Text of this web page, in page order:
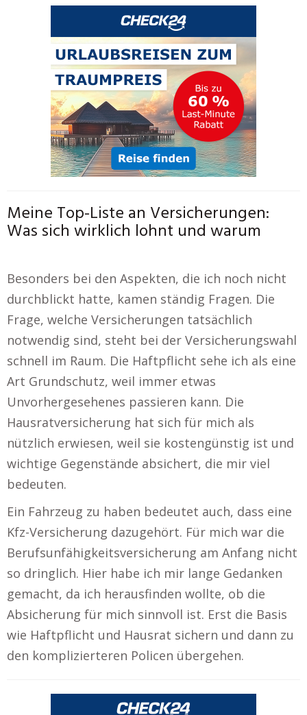
Meine Top-Liste an Versicherungen:
Was sich wirklich lohnt und warum
Besonders bei den Aspekten, die ich noch nicht
durchblickt hatte, kamen ständig Fragen. Die
Frage, welche Versicherungen tatsächlich
notwendig sind, steht bei der Versicherungswahl
schnell im Raum. Die Haftpflicht sehe ich als eine
Art Grundschutz, weil immer etwas
Unvorhergesehenes passieren kann. Die
Hausratversicherung hat sich für mich als
nützlich erwiesen, weil sie kostengünstig ist und
wichtige Gegenstände absichert, die mir viel
bedeuten.
Ein Fahrzeug zu haben bedeutet auch, dass eine
Kfz-Versicherung dazugehört. Für mich war die
Berufsunfähigkeitsversicherung am Anfang nicht
so dringlich. Hier habe ich mir lange Gedanken
gemacht, da ich herausfinden wollte, ob die
Absicherung für mich sinnvoll ist. Erst die Basis
wie Haftpflicht und Hausrat sichern und dann zu
den komplizierteren Policen übergehen.